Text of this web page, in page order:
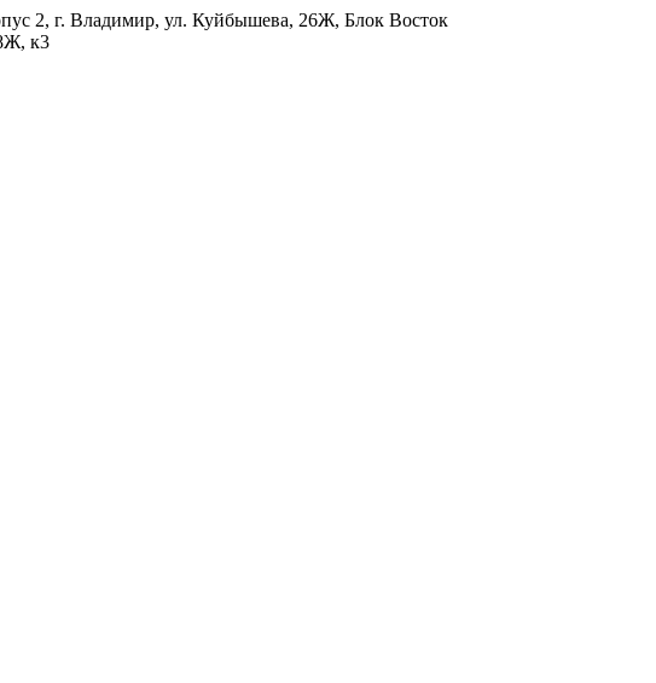
2, г. Владимир, ул. ​Куйбышева, 26Ж, Блок Восток
к3